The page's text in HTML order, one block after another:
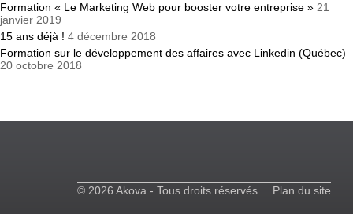
Formation « Le Marketing Web pour booster votre entreprise » 21
janvier 2019
15 ans déjà ! 4 décembre 2018
Formation sur le développement des affaires avec Linkedin (Québec)
20 octobre 2018
© 2026 Akova - Tous droits réservés Plan du site